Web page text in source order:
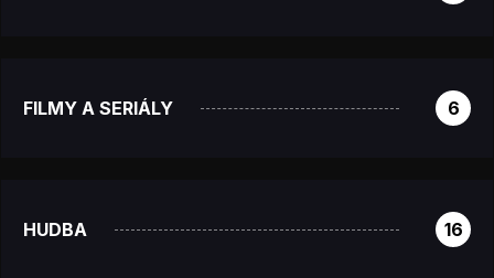
FILMY A SERIÁLY 6
HUDBA 16